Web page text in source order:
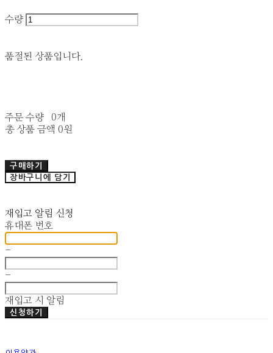
수량
품절된 상품입니다.
주문 수량
0개
총 상품 금액 0원
구매하기
장바구니에 담기
재입고 알림 신청
휴대폰 번호
-
-
재입고 시 알림
신청하기